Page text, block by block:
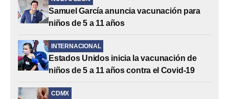
Samuel García anuncia vacunación para
niños de 5 a 11 años
INTERNACIONAL
Estados Unidos inicia la vacunación de
niños de 5 a 11 años contra el Covid-19
CDMX